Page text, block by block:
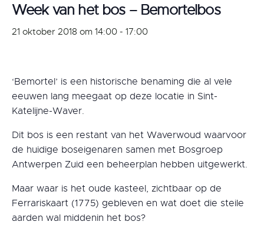
Week van het bos – Bemortelbos
21 oktober 2018 om 14:00 - 17:00
‘Bemortel’ is een historische benaming die al vele
eeuwen lang meegaat op deze locatie in Sint-
Katelijne-Waver.
Dit bos is een restant van het Waverwoud waarvoor
de huidige boseigenaren samen met Bosgroep
Antwerpen Zuid een beheerplan hebben uitgewerkt.
Maar waar is het oude kasteel, zichtbaar op de
Ferrariskaart (1775) gebleven en wat doet die steile
aarden wal middenin het bos?